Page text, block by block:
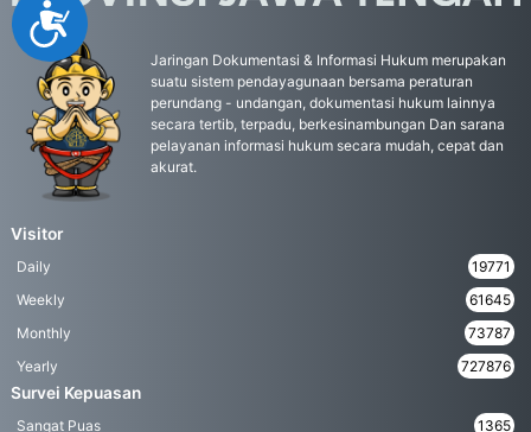
Accessibility
Jaringan Dokumentasi & Informasi Hukum merupakan
suatu sistem pendayagunaan bersama peraturan
perundang - undangan, dokumentasi hukum lainnya
secara tertib, terpadu, berkesinambungan Dan sarana
pelayanan informasi hukum secara mudah, cepat dan
akurat.
Visitor
Daily
19771
Weekly
61645
Monthly
73787
Yearly
727876
Survei Kepuasan
Sangat Puas 1365